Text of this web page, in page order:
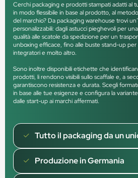
Cerchi packaging e prodotti stampati adatti al
in modo flessibile in base al prodotto, al
del marchio? Da packaging warehouse trovi
personalizzabili: dagli astucci pieghevoli per
qualità alle scatole da spedizione per un
unboxing efficace, fino alle buste stand-up per
integratori e molto altro.
Sono inoltre disponibili etichette che
prodotti, li rendono visibili sullo scaffale e, a
garantiscono resistenza e durata. Scegli
in base alle tue esigenze e configura la
dalle start-up ai marchi affermati.
Tutto il packaging da un
Produzione in Germania